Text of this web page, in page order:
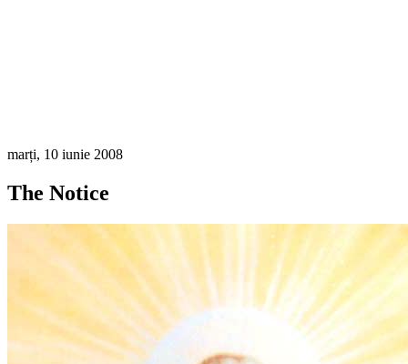
marți, 10 iunie 2008
The Notice